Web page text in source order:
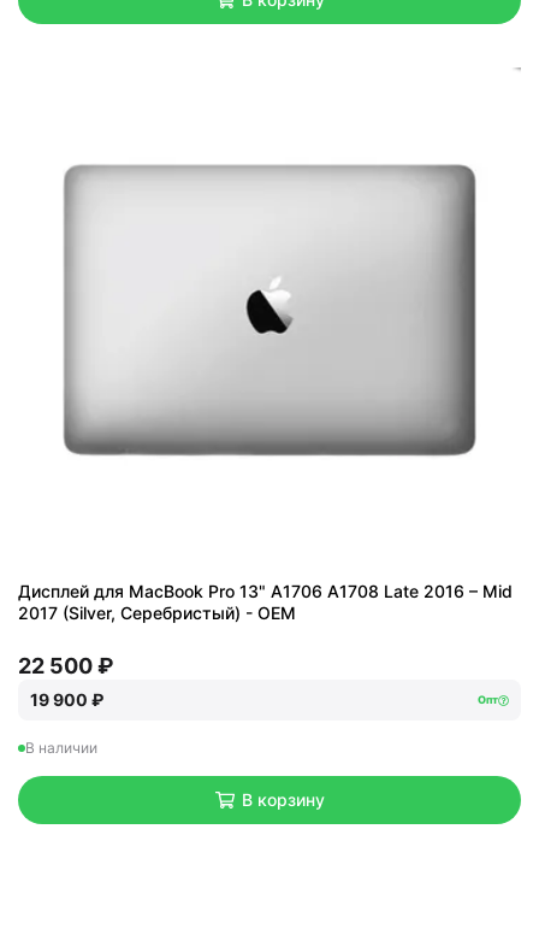
Дисплей для MacBook Pro 13" A1706 A1708 Late 2016 – Mid
2017 (Silver, Серебристый) - OEM
22 500 ₽
19 900 ₽ Опт
В наличии
В корзину